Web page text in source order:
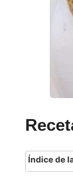
Índice de